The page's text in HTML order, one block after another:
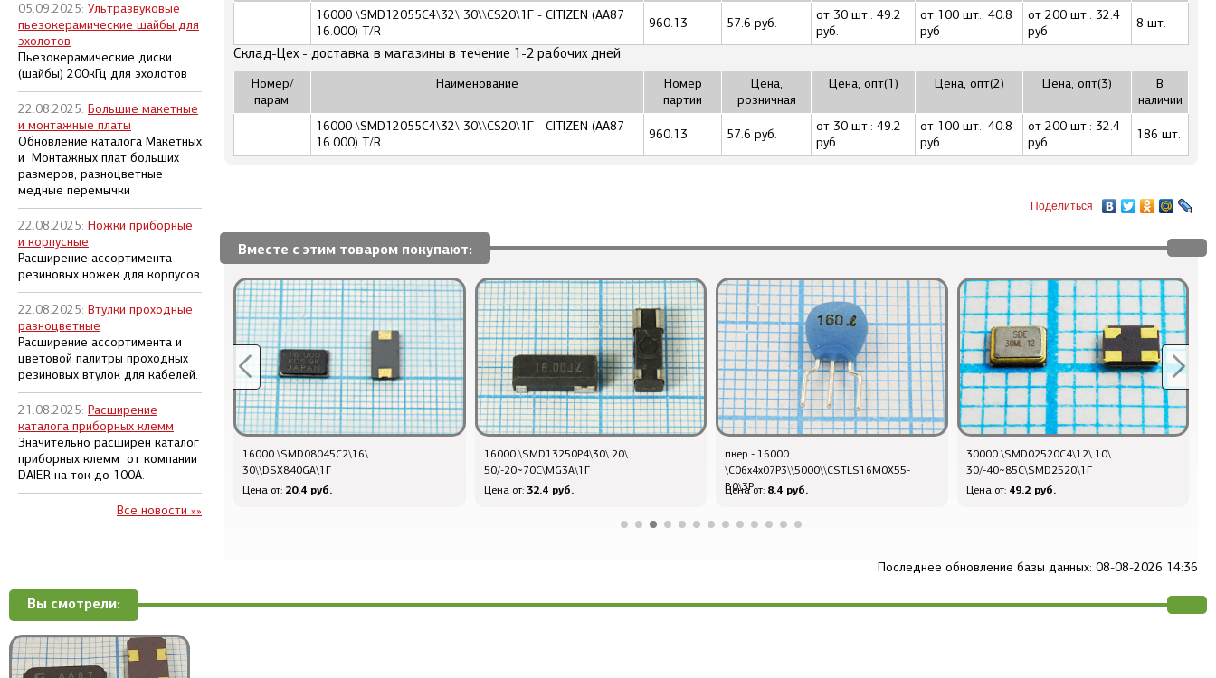
05.09.2025: Ультразвуковые
пьезокерамические шайбы для
эхолотов
Пьезокерамические диски
(шайбы) 200кГц для эхолотов
22.08.2025: Большие макетные
и монтажные платы
Обновление каталога Макетных
и Монтажных плат больших
размеров, разноцветные
медные перемычки
22.08.2025: Ножки приборные
и корпусные
Расширение ассортимента
резиновых ножек для корпусов
22.08.2025: Втулки проходные
разноцветные
Расширение ассортимента и
цветовой палитры проходных
резиновых втулок для кабелей.
21.08.2025: Расширение
каталога приборных клемм
Значительно расширен каталог
приборных клемм от компании
DAIER на ток до 100А.
Все новости »»
16000 \SMD12055C4\32\ 30\\CS20\1Г - CITIZEN (AA87
16.000) T/R
960.13 57.6 руб.
от 30 шт.: 49.2
руб.
от 100 шт.: 40.8
руб
от 200 шт.: 32.4
руб
8 шт.
Склад-Цех - доставка в магазины в течение 1-2 рабочих дней
Номер/
парам.
Наименование
Номер
партии
Цена,
розничная
Цена, опт(1) Цена, опт(2) Цена, опт(3)
В
наличии
16000 \SMD12055C4\32\ 30\\CS20\1Г - CITIZEN (AA87
16.000) T/R
960.13 57.6 руб.
от 30 шт.: 49.2
руб.
от 100 шт.: 40.8
руб
от 200 шт.: 32.4
руб
186 шт.
Поделиться
Вместе с этим товаром покупают:
16000 \SMD07050C4\ 8\ 10\
30/-40~85C\XMA\1Г CREC
Цена от:
16000 \SMD08045C2\16\
30\\DSX840GA\1Г
Цена от: 20.4 руб.
16000 \SMD13250P4\30\ 20\
50/-20~70C\MG3A\1Г
Цена от: 32.4 руб.
пкер - 16000
\C06x4x07P3\\5000\\CSTLS16M0X55-
B0\3P
Цена от: 8.4 руб.
30000 \SMD02520C4\12\ 10\
30/-40~85C\SMD2520\1Г
Цена от: 49.2 руб.
Последнее обновление базы данных: 08-08-2026 14:36
Вы смотрели: